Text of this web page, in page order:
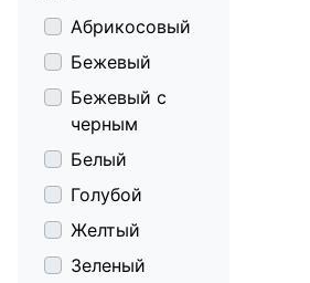
Абрикосовый
Бежевый
Бежевый с
черным
Белый
Голубой
Желтый
Зеленый